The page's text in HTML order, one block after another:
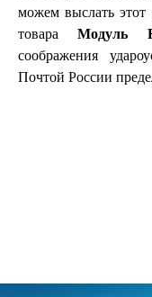
можем выслать
товараМодуль
соображения
Почтой России